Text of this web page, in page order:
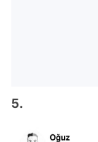
5.